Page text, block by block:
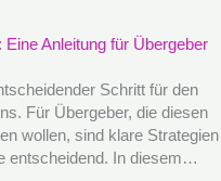
Anleitung für Übergeber
Schritt für den
Für Übergeber, die diesen
wollen, sind klare Strategien
entscheidend. In diesem…